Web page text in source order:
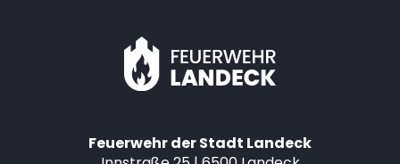
Feuerwehr der Stadt Landeck